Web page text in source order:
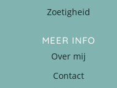
Zoetigheid
MEER INFO
Over mij
Contact